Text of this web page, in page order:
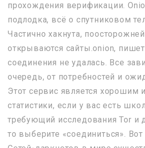
прохождения верификации.
подлодка, всё о спутниковом
Частично хакнута,
открываются сайты.onion,
соединения не удалась. Все
очередь, от потребностей и
Этот сервис является хорошим
статистики, если у вас есть
требующий исследования Tor и
то выберите «соединиться».